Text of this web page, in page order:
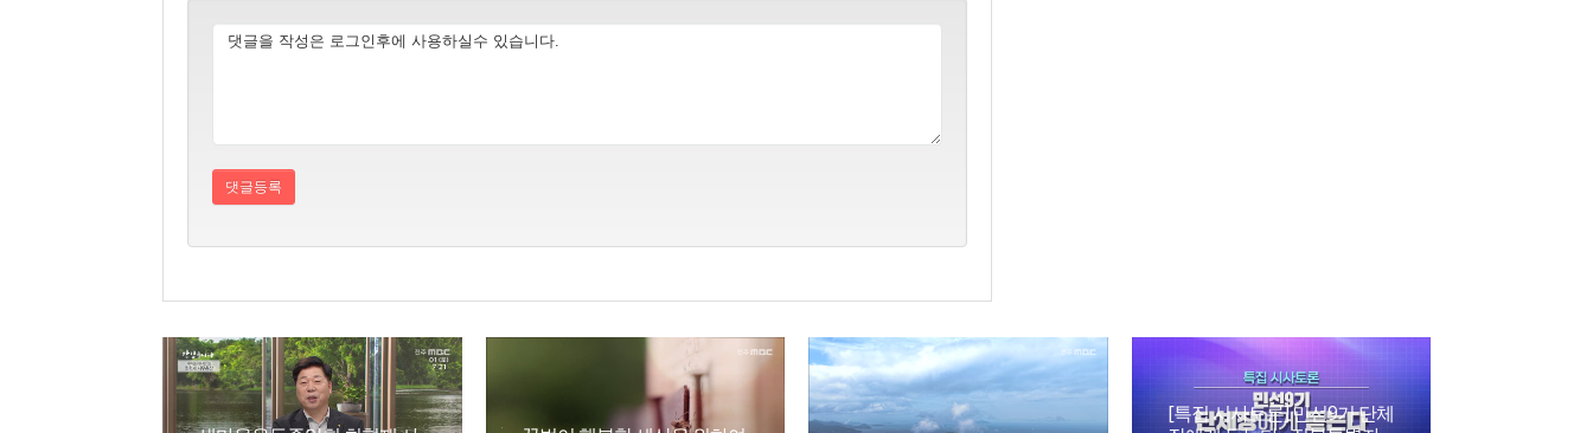
[특집 시사토론] 민선9기 단체